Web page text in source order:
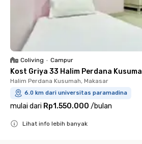
Coliving • Campur
Kost Griya 33 Halim Perdana Kusuma
Halim Perdana Kusumah, Makasar
6.0 km dari universitas paramadina
mulai dari Rp1.550.000 /bulan
Lihat info lebih banyak